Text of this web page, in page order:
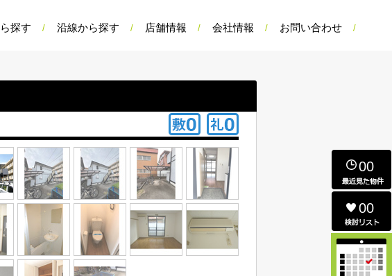
探す 沿線から探す 店舗情報 会社情報 お問い合わせ
00
00